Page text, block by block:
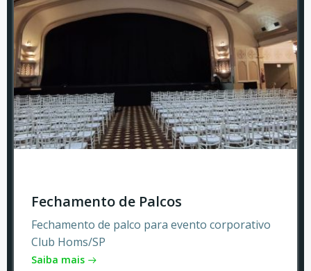
Fechamento de Palcos
Fechamento de palco para evento corporativo
Club Homs/SP
Saiba mais